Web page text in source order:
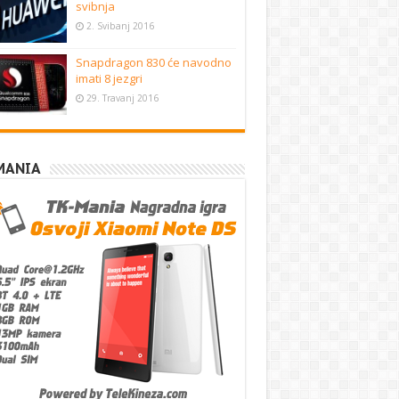
svibnja
2. Svibanj 2016
Snapdragon 830 će navodno
imati 8 jezgri
29. Travanj 2016